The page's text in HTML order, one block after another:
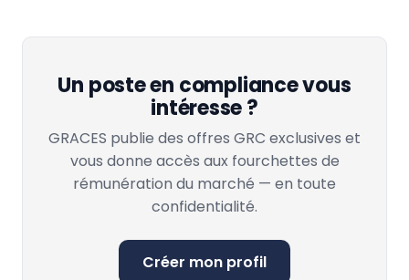
Un poste en compliance vous
intéresse ?
GRACES publie des offres GRC exclusives et
vous donne accès aux fourchettes de
rémunération du marché — en toute
confidentialité.
Créer mon profil